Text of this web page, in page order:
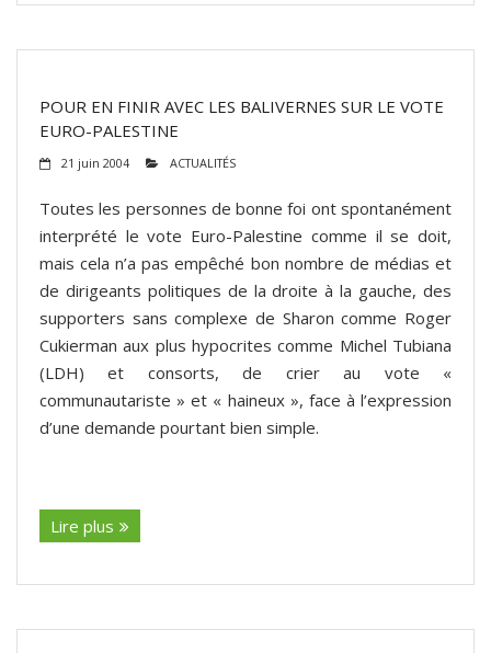
POUR EN FINIR AVEC LES BALIVERNES SUR LE VOTE
EURO-PALESTINE
21 juin 2004 ACTUALITÉS
Toutes les personnes de bonne foi ont spontanément
interprété le vote Euro-Palestine comme il se doit,
mais cela n’a pas empêché bon nombre de médias et
de dirigeants politiques de la droite à la gauche, des
supporters sans complexe de Sharon comme Roger
Cukierman aux plus hypocrites comme Michel Tubiana
(LDH) et consorts, de crier au vote «
communautariste » et « haineux », face à l’expression
d’une demande pourtant bien simple.
Lire plus